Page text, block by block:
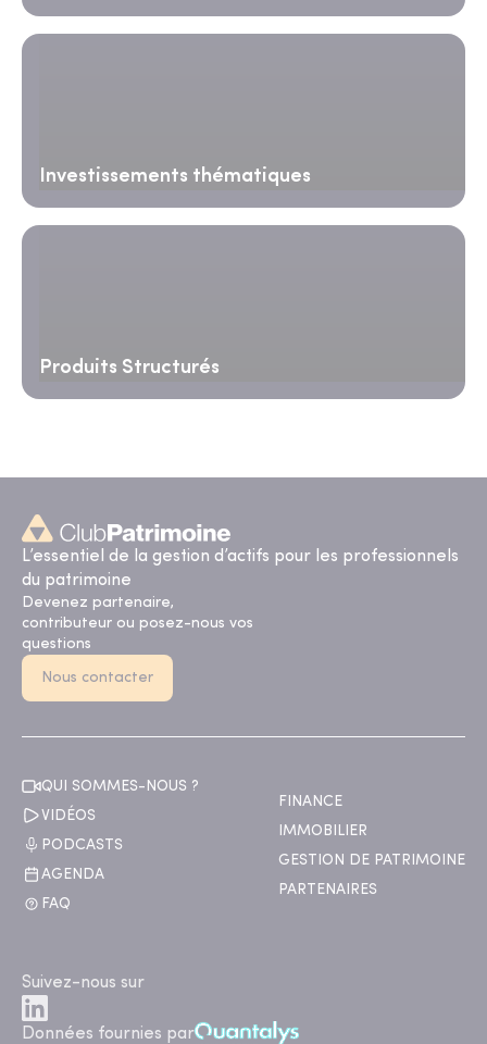
Investissements thématiques
Produits Structurés
L’essentiel de la gestion d’actifs pour les professionnels
du patrimoine
Devenez partenaire,
contributeur ou posez-nous vos
questions
Nous contacter
QUI SOMMES-NOUS ?
VIDÉOS
PODCASTS
AGENDA
FAQ
FINANCE
IMMOBILIER
GESTION DE PATRIMOINE
PARTENAIRES
Suivez-nous sur
Données fournies par